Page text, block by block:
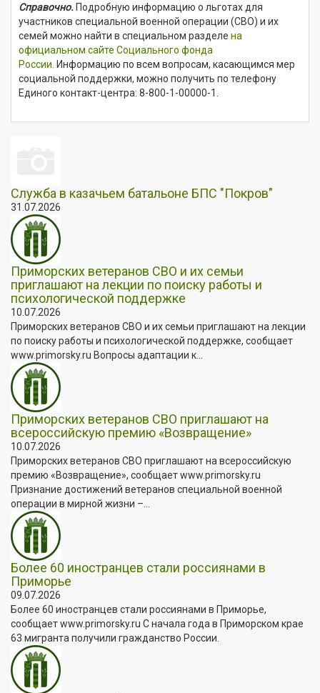
Справочно. Подробную информацию о льготах для
участников специальной военной операции (СВО) и их
семей можно найти в специальном разделе на
официальном сайте Социального фонда
России. Информацию по всем вопросам, касающимся мер
социальной поддержки, можно получить по телефону
Единого контакт-центра: 8-800-1-00000-1.
Служба в казачьем батальоне БПС "Покров"
31.07.2026
Приморских ветеранов СВО и их семьи
приглашают на лекции по поиску работы и
психологической поддержке
10.07.2026
Приморских ветеранов СВО и их семьи приглашают на лекции
по поиску работы и психологической поддержке, сообщает
www.primorsky.ru Вопросы адаптации к...
Приморских ветеранов СВО приглашают на
всероссийскую премию «Возвращение»
10.07.2026
Приморских ветеранов СВО приглашают на всероссийскую
премию «Возвращение», сообщает www.primorsky.ru
Признание достижений ветеранов специальной военной
операции в мирной жизни –...
Более 60 иностранцев стали россиянами в
Приморье
09.07.2026
Более 60 иностранцев стали россиянами в Приморье,
сообщает www.primorsky.ru С начала года в Приморском крае
63 мигранта получили гражданство России.